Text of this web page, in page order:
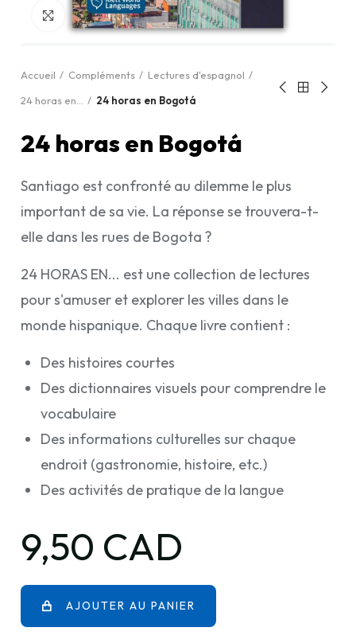
Cliquez pour agrandir
Accueil Compléments
Lectures d'espagnol
24 horas en...
24 horas en Bogotá
24 horas en Bogotá
Santiago est confronté au dilemme le plus
important de sa vie. La réponse se trouvera-t-
elle dans les rues de Bogota ?
24 HORAS EN... est une collection de lectures
pour s'amuser et explorer les villes dans le
monde hispanique. Chaque livre contient :
Des histoires courtes
Des dictionnaires visuels pour comprendre le
vocabulaire
Des informations culturelles sur chaque
endroit (gastronomie, histoire, etc.)
Des activités de pratique de la langue
9,50 CAD
AJOUTER AU PANIER